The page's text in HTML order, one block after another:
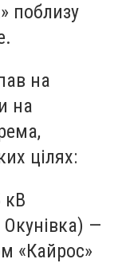
поблизу
на
на
цілях:
кВ
—
«Кайрос»